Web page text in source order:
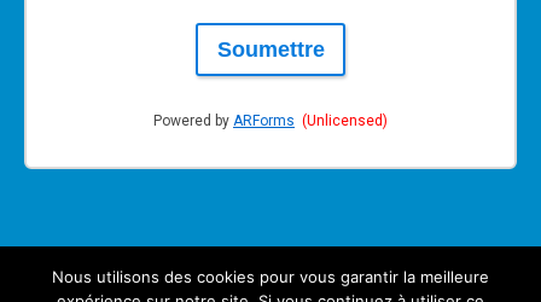
Soumettre
Powered by ARForms (Unlicensed)
Nous utilisons des cookies pour vous garantir la meilleure